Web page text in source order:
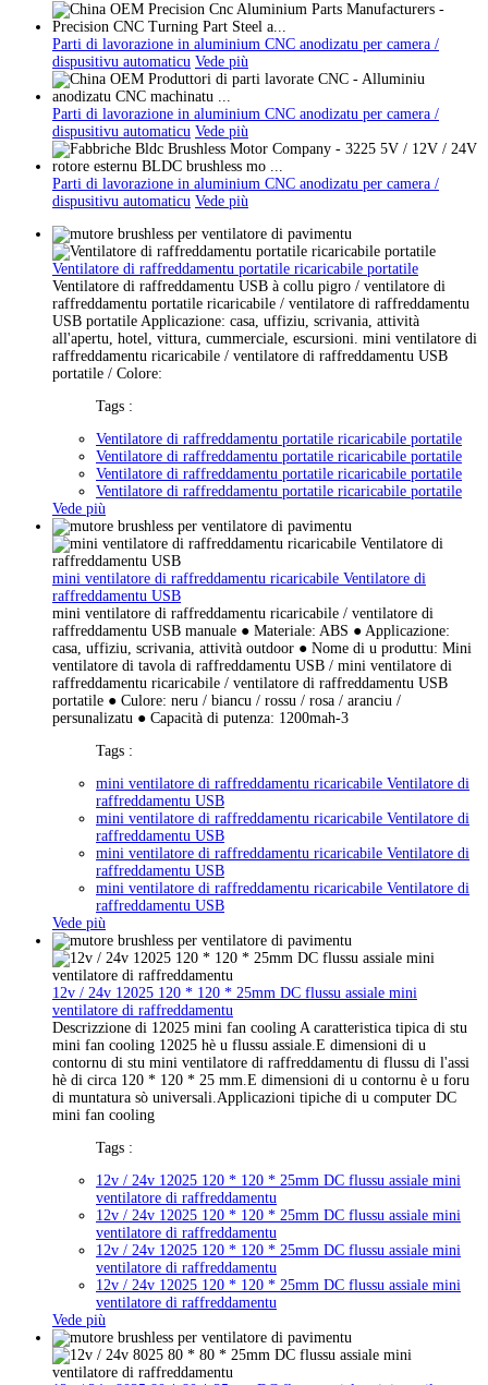
Parti di lavorazione in aluminium CNC anodizatu per camera /
dispusitivu automaticu Vede più
Parti di lavorazione in aluminium CNC anodizatu per camera /
dispusitivu automaticu Vede più
Parti di lavorazione in aluminium CNC anodizatu per camera /
dispusitivu automaticu Vede più
Ventilatore di raffreddamentu portatile ricaricabile portatile
Ventilatore di raffreddamentu USB à collu pigro / ventilatore di
raffreddamentu portatile ricaricabile / ventilatore di raffreddamentu
USB portatile Applicazione: casa, uffiziu, scrivania, attività
all'apertu, hotel, vittura, cummerciale, escursioni. mini ventilatore di
raffreddamentu ricaricabile / ventilatore di raffreddamentu USB
portatile / Colore:
Tags :
Ventilatore di raffreddamentu portatile ricaricabile portatile
Ventilatore di raffreddamentu portatile ricaricabile portatile
Ventilatore di raffreddamentu portatile ricaricabile portatile
Ventilatore di raffreddamentu portatile ricaricabile portatile
Vede più
mini ventilatore di raffreddamentu ricaricabile Ventilatore di
raffreddamentu USB
mini ventilatore di raffreddamentu ricaricabile / ventilatore di
raffreddamentu USB manuale ● Materiale: ABS ● Applicazione:
casa, uffiziu, scrivania, attività outdoor ● Nome di u produttu: Mini
ventilatore di tavola di raffreddamentu USB / mini ventilatore di
raffreddamentu ricaricabile / ventilatore di raffreddamentu USB
portatile ● Culore: neru / biancu / rossu / rosa / aranciu /
persunalizatu ● Capacità di putenza: 1200mah-3
Tags :
mini ventilatore di raffreddamentu ricaricabile Ventilatore di
raffreddamentu USB
mini ventilatore di raffreddamentu ricaricabile Ventilatore di
raffreddamentu USB
mini ventilatore di raffreddamentu ricaricabile Ventilatore di
raffreddamentu USB
mini ventilatore di raffreddamentu ricaricabile Ventilatore di
raffreddamentu USB
Vede più
12v / 24v 12025 120 * 120 * 25mm DC flussu assiale mini
ventilatore di raffreddamentu
Descrizzione di 12025 mini fan cooling A caratteristica tipica di stu
mini fan cooling 12025 hè u flussu assiale.E dimensioni di u
contornu di stu mini ventilatore di raffreddamentu di flussu di l'assi
hè di circa 120 * 120 * 25 mm.E dimensioni di u contornu è u foru
di muntatura sò universali.Applicazioni tipiche di u computer DC
mini fan cooling
Tags :
12v / 24v 12025 120 * 120 * 25mm DC flussu assiale mini
ventilatore di raffreddamentu
12v / 24v 12025 120 * 120 * 25mm DC flussu assiale mini
ventilatore di raffreddamentu
12v / 24v 12025 120 * 120 * 25mm DC flussu assiale mini
ventilatore di raffreddamentu
12v / 24v 12025 120 * 120 * 25mm DC flussu assiale mini
ventilatore di raffreddamentu
Vede più